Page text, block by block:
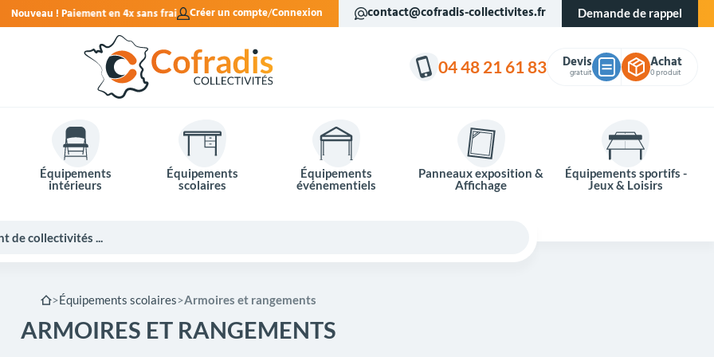
Créer un compte Connexion contact@cofradis-collectivites.fr Demande de rappel
04 48 21 61 83 Devis
gratuit
Achat
0 produit
Équipements
intérieurs
Équipements
scolaires
Équipements
événementiels
Panneaux exposition &
Affichage
Équipements sportifs -
Jeux & Loisirs
Équipements scolaires Armoires et rangements
ARMOIRES ET RANGEMENTS